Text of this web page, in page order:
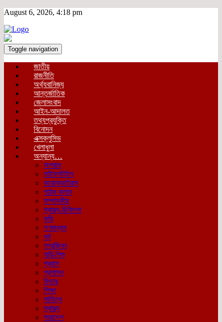
August 6, 2026, 4:18 pm
Toggle navigation
জাতীয়
রাজনীতি
অর্থ্যবানিজ্য
আন্তর্জাতিক
জেলাসংবাদ
আইন-আদালত
তথ্যপ্রযুক্তি
বিনোদন
এক্সক্লুসিভ
খেলাধুলা
অন্যান্য…
অপরাধ
লাইফস্টাইল
করোনাভাইরাস
পাঠক কলাম
সম্পাদকীয়
স্বাস্থ্য-চিকিৎসা
কৃষি
গণমাধ্যম
ধর্ম
নগরজিবন
নারি-শিশু
প্রবাস
প্রশাসন
ফিচার
শিক্ষা
সাহিত্য
স্বাস্থ্য
সারাদেশ